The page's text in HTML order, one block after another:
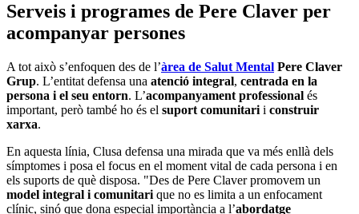
Serveis i programes de Pere Claver per
acompanyar persones
A tot això s’enfoquen des de l’àrea de Salut Mental Pere Claver
Grup. L’entitat defensa una atenció integral, centrada en la
persona i el seu entorn. L’acompanyament professional és
important, però també ho és el suport comunitari i construir
xarxa.
En aquesta línia, Clusa defensa una mirada que va més enllà dels
símptomes i posa el focus en el moment vital de cada persona i en
els suports de què disposa. "Des de Pere Claver promovem un
model integral i comunitari que no es limita a un enfocament
clínic, sinó que dona especial importància a l’abordatge